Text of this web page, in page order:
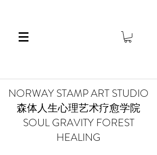
​NORWAY STAMP ART STUDIO
森体人生心理艺术疗愈学院
SOUL GRAVITY FOREST
HEALING